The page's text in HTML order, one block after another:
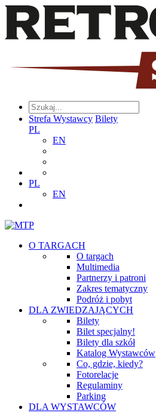
Strefa Wystawcy Bilety
PL
EN
PL
EN
O TARGACH
O targach
Multimedia
Partnerzy i patroni
Zakres tematyczny
Podróż i pobyt
DLA ZWIEDZAJĄCYCH
Bilety
Bilet specjalny!
Bilety dla szkół
Katalog Wystawców
Co, gdzie, kiedy?
Fotorelacje
Regulaminy
Parking
DLA WYSTAWCÓW